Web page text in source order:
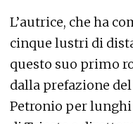
L’autrice, che ha
cinque lustri di
questo suo primo
dalla prefazione
Petronio per